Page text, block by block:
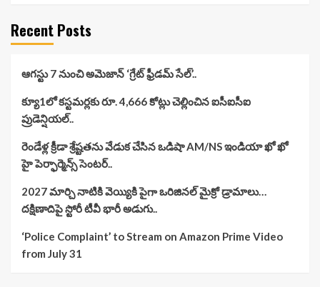
Recent Posts
ఆగస్టు 7 నుంచి అమెజాన్ ‘గ్రేట్ ఫ్రీడమ్ సేల్’..
క్యూ1లో కస్టమర్లకు రూ. 4,666 కోట్లు చెల్లించిన ఐసీఐసీఐ
ప్రుడెన్షియల్..
రెండేళ్ల క్రీడా శ్రేష్టతను వేడుక చేసిన ఒడిషా AM/NS ఇండియా ఖో ఖో
హై పెర్ఫార్మెన్స్ సెంటర్..
2027 మార్చి నాటికి వెయ్యికి పైగా ఒరిజినల్ మైక్రో డ్రామాలు…
దక్షిణాదిపై స్టోరీ టీవీ భారీ అడుగు..
‘Police Complaint’ to Stream on Amazon Prime Video
from July 31